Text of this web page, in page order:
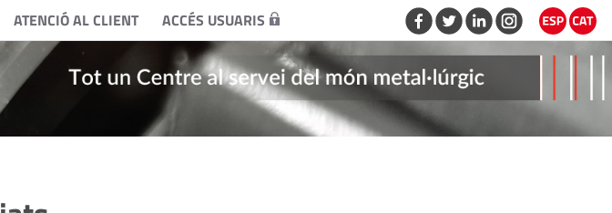
ATENCIÓ AL CLIENT ACCÉS USUARIS